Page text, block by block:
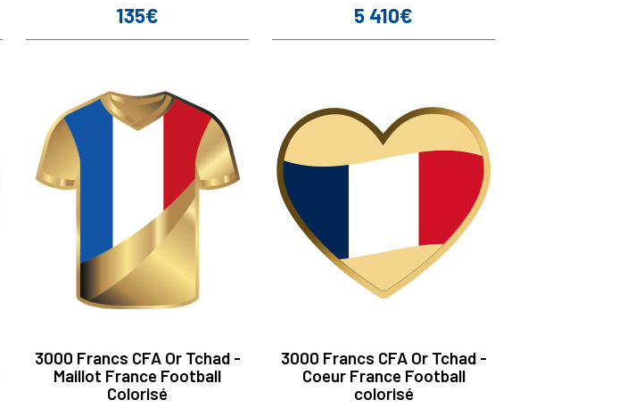
Prix
135€ Prix
5 410€
3000 Francs CFA Or Tchad -
Maillot France Football
Colorisé
3000 Francs CFA Or Tchad -
Coeur France Football
colorisé